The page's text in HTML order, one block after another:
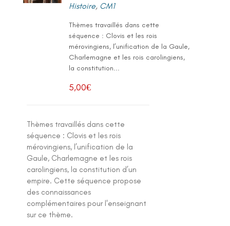
Histoire, CM1
Thèmes travaillés dans cette
séquence : Clovis et les rois
mérovingiens, l’unification de la Gaule,
Charlemagne et les rois carolingiens,
la constitution...
5,00€
Thèmes travaillés dans cette
séquence : Clovis et les rois
mérovingiens, l’unification de la
Gaule, Charlemagne et les rois
carolingiens, la constitution d’un
empire. Cette séquence propose
des connaissances
complémentaires pour l'enseignant
sur ce thème.